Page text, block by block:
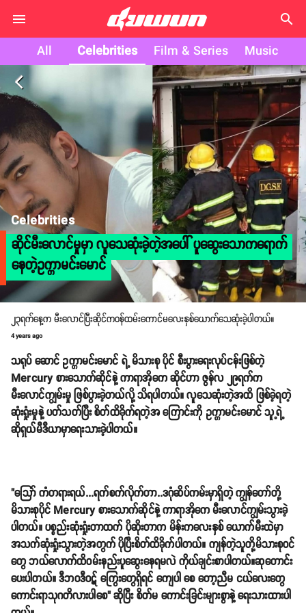
search
All Celebrities Film & Series Music
arrow_back_ios
Celebrities
ဆိုင်မီးလောင်မှုမှာ လူသေဆုံးခဲ့တဲ့အပေါ် ပူဆွေးသောကရောက်
နေတဲ့ဥက္ကာမင်းမောင်
၂၃ရက်နေ့က မီးလောင်ပြီးဆိုင်ကဝန်ထမ်းကောင်မလေးနှစ်ယောက်သေဆုံးခဲ့ပါတယ်။
4 years ago
သရုပ် ဆောင် ဥက္ကာမင်းမောင် ရဲ့ မိသားစု ပိုင် စီးပွားရေးလုပ်ငန်းဖြစ်တဲ့
Mercury စားသောက်ဆိုင်နဲ့ ကာရာအိုကေ ဆိုင်ဟာ ဇွန်လ ၂၉ရက်က
မီးလောင်ကျွမ်းမှု ဖြစ်ပွားခဲ့တယ်လို့ သိရပါတယ်။ လူသေဆုံးတဲ့အထိ ဖြစ်ခဲ့ရတဲ့
ဆုံးရှုံးမှုနဲ့ ပတ်သတ်ပြီး စိတ်ထိခိုက်ရတဲ့အ ကြောင်းကို ဥက္ကာမင်းမောင် သူ့ရဲ့
ဆိုရှယ်မီဒီယာမှာရေးသားခဲ့ပါတယ်။
"သြော် ကံတရားရယ်...ရက်စက်လိုက်တာ..ဒဂုံဆိပ်ကမ်းမှာရှိတဲ့ ကျွန်တော်တို့
မိသားစုပိုင် Mercury စားသောက်ဆိုင်နဲ့ ကာရာအိုကေ မီးလောင်ကျွမ်းသွားခဲ့
ပါတယ်။ ပစ္စည်းဆုံးရှုံးတာထက် ပိုဆိုးတာက မိန်းကလေးနှစ် ယောက်မီးထဲမှာ
အသက်ဆုံးရှုံးသွားတဲ့အတွက် ပိုပြီးစိတ်ထိခိုက်ပါတယ်။ ကျန်တဲ့သူတို့မိသားစုဝင်
တွေ ဘယ်လောက်ထိဝမ်းနည်းပူဆွေးနေရမလဲ ကိုယ်ချင်းစာပါတယ်။ဆုတောင်း
ပေးပါတယ်။ ဒီဘဝဒီဝဋ် ကြွေးတွေရှိရင် ကျေပါ စေ တော့ညီမ ငယ်လေးတွေ
ကောင်းရာသုဂတိလားပါစေ" ဆိုပြီး စိတ်မ ကောင်းခြင်းများစွာနဲ့ ရေးသားထားပါ